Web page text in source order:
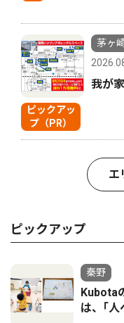
ピックアッ
プ（PR）
茅ヶ
我が
エ
ピックアップ
秦野
Kubota
は、｢人